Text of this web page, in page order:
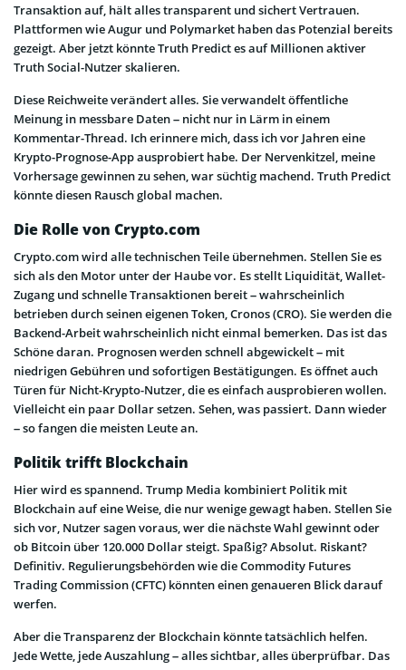
Transaktion auf, hält alles transparent und sichert Vertrauen.
Plattformen wie Augur und Polymarket haben das Potenzial bereits
gezeigt. Aber jetzt könnte Truth Predict es auf Millionen aktiver
Truth Social-Nutzer skalieren.
Diese Reichweite verändert alles. Sie verwandelt öffentliche
Meinung in messbare Daten – nicht nur in Lärm in einem
Kommentar-Thread. Ich erinnere mich, dass ich vor Jahren eine
Krypto-Prognose-App ausprobiert habe. Der Nervenkitzel, meine
Vorhersage gewinnen zu sehen, war süchtig machend. Truth Predict
könnte diesen Rausch global machen.
Die Rolle von Crypto.com
Crypto.com wird alle technischen Teile übernehmen. Stellen Sie es
sich als den Motor unter der Haube vor. Es stellt Liquidität, Wallet-
Zugang und schnelle Transaktionen bereit – wahrscheinlich
betrieben durch seinen eigenen Token, Cronos (CRO). Sie werden die
Backend-Arbeit wahrscheinlich nicht einmal bemerken. Das ist das
Schöne daran. Prognosen werden schnell abgewickelt – mit
niedrigen Gebühren und sofortigen Bestätigungen. Es öffnet auch
Türen für Nicht-Krypto-Nutzer, die es einfach ausprobieren wollen.
Vielleicht ein paar Dollar setzen. Sehen, was passiert. Dann wieder
– so fangen die meisten Leute an.
Politik trifft Blockchain
Hier wird es spannend. Trump Media kombiniert Politik mit
Blockchain auf eine Weise, die nur wenige gewagt haben. Stellen Sie
sich vor, Nutzer sagen voraus, wer die nächste Wahl gewinnt oder
ob Bitcoin über 120.000 Dollar steigt. Spaßig? Absolut. Riskant?
Definitiv. Regulierungsbehörden wie die Commodity Futures
Trading Commission (CFTC) könnten einen genaueren Blick darauf
werfen.
Aber die Transparenz der Blockchain könnte tatsächlich helfen.
Jede Wette, jede Auszahlung – alles sichtbar, alles überprüfbar. Das